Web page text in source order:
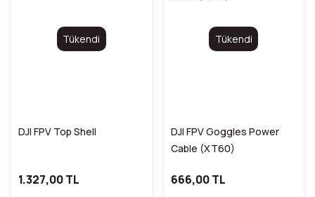
Tükendi
DJI FPV Top Shell
1.327,00 TL
Tükendi
DJI FPV Goggles Power
Cable (XT60)
666,00 TL